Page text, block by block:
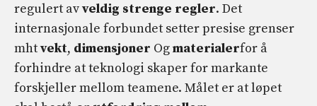
regulert avveldig strenge regler. Det
internasjonale forbundet setter presise grenser
mhtvekt, dimensjoner Ogmaterialerfor å
forhindre at teknologi skaper for markante
forskjeller mellom teamene. Målet er at løpet